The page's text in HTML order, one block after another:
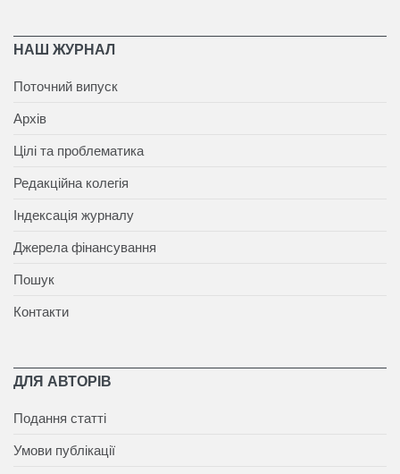
НАШ ЖУРНАЛ
Поточний випуск
Архів
Цілі та проблематика
Редакційна колегія
Індексація журналу
Джерела фінансування
Пошук
Контакти
ДЛЯ АВТОРІВ
Подання статті
Умови публікації